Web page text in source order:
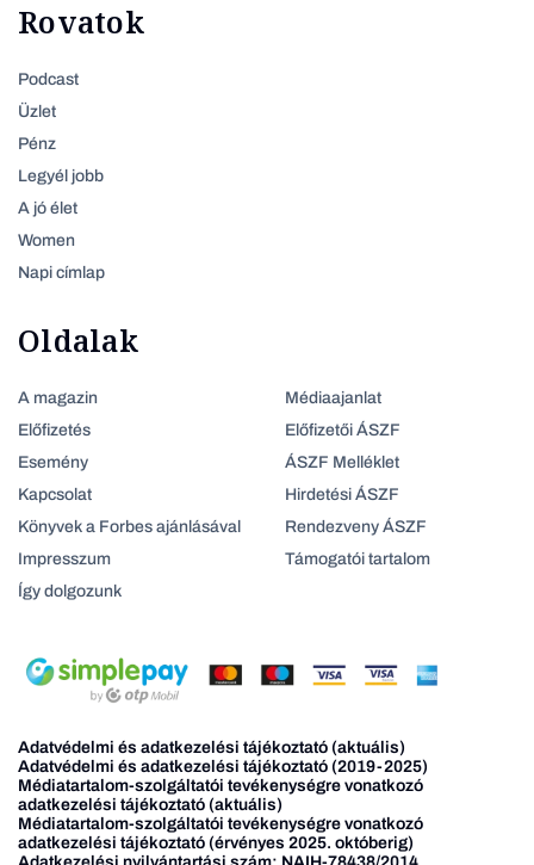
Rovatok
Podcast
Üzlet
Pénz
Legyél jobb
A jó élet
Women
Napi címlap
Oldalak
A magazin
Előfizetés
Esemény
Kapcsolat
Könyvek a Forbes ajánlásával
Impresszum
Így dolgozunk
Médiaajanlat
Előfizetői ÁSZF
ÁSZF Melléklet
Hirdetési ÁSZF
Rendezveny ÁSZF
Támogatói tartalom
Adatvédelmi és adatkezelési tájékoztató (aktuális)
Adatvédelmi és adatkezelési tájékoztató (2019-2025)
Médiatartalom-szolgáltatói tevékenységre vonatkozó
adatkezelési tájékoztató (aktuális)
Médiatartalom-szolgáltatói tevékenységre vonatkozó
adatkezelési tájékoztató (érvényes 2025. októberig)